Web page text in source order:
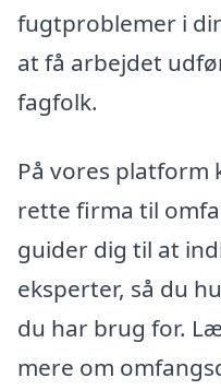
fugtproblemer i
at få arbejdet
fagfolk.
På vores platform
rette firma til
guider dig til at
eksperter, så du
du har brug for.
mere om